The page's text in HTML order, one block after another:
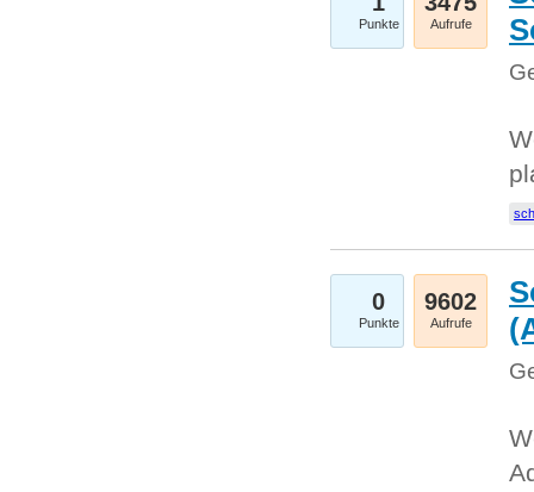
Punkte Aufrufe
0
Punkte
9602
Aufrufe